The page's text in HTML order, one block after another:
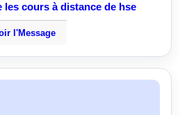
les cours à distance de hse
l'Message